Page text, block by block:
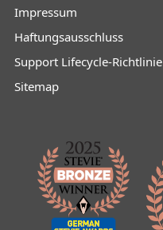
Impressum
Haftungsausschluss
Support Lifecycle-Richtlinie
Sitemap